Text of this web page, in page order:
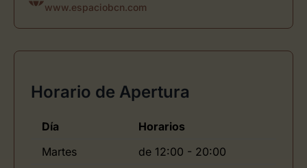
www.espaciobcn.com
Horario de Apertura
Día
Horarios
Martes
de 12:00 - 20:00